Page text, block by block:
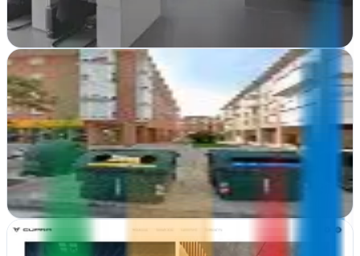
Ver fichacompleta
2.0
Villava, Navarra
En Villava transformamos tu presencia online con diseños web
modernos y funcionales que conectan con tu audiencia
Ver ficha completa
8 Webs Estudio